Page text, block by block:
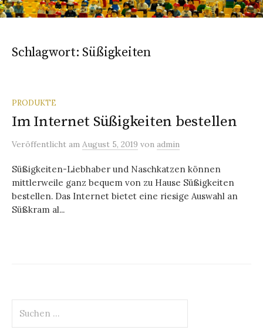
Schlagwort: Süßigkeiten
PRODUKTE
Im Internet Süßigkeiten bestellen
Veröffentlicht am August 5, 2019 von admin
Süßigkeiten-Liebhaber und Naschkatzen können
mittlerweile ganz bequem von zu Hause Süßigkeiten
bestellen. Das Internet bietet eine riesige Auswahl an
Süßkram al...
nach: